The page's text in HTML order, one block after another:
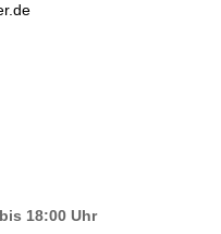
18:00 Uhr